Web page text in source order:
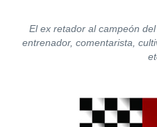
El ex retador al campeón
entrenador, comentarista,